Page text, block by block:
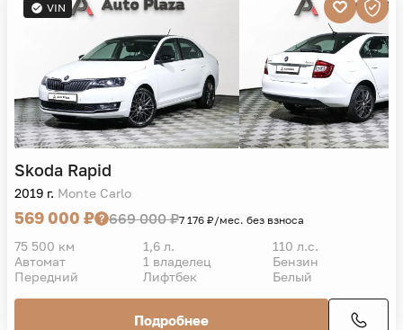
VIN
Skoda Rapid
2019 г. Monte Carlo
569 000 ₽ 669 000 ₽7 176 ₽/мес. без взноса
75 500 км 1,6 л.
110 л.с.
Автомат
1 владелец
Бензин
Передний
Лифтбек Белый
Подробнее